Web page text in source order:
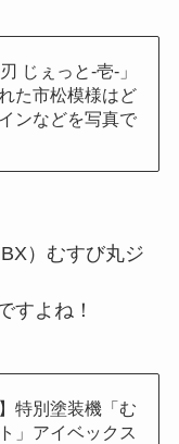
じぇっと-壱-」
た市松模様はど
ンなどを写真で
）むすび丸ジ
すよね！
特別塗装機「む
」アイベックス